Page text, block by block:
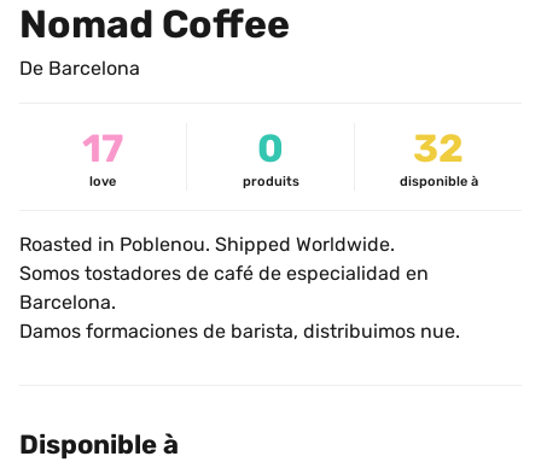
Nomad Coffee
De Barcelona
17
love
0
produits
32
disponible à
Roasted in Poblenou. Shipped Worldwide.
Somos tostadores de café de especialidad en
Barcelona.
Damos formaciones de barista, distribuimos nue.
Disponible à